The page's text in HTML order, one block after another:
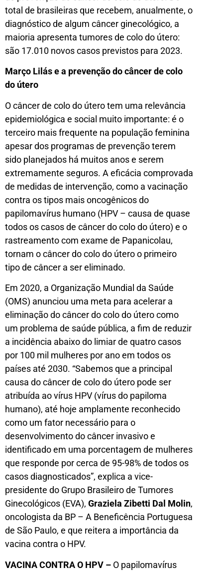
total de brasileiras que recebem, anualmente, o
diagnóstico de algum câncer ginecológico, a
maioria apresenta tumores de colo do útero:
são 17.010 novos casos previstos para 2023.
Março Lilás e a prevenção do câncer de colo
do útero
O câncer de colo do útero tem uma relevância
epidemiológica e social muito importante: é o
terceiro mais frequente na população feminina
apesar dos programas de prevenção terem
sido planejados há muitos anos e serem
extremamente seguros. A eficácia comprovada
de medidas de intervenção, como a vacinação
contra os tipos mais oncogênicos do
papilomavírus humano (HPV – causa de quase
todos os casos de câncer do colo do útero) e o
rastreamento com exame de Papanicolau,
tornam o câncer do colo do útero o primeiro
tipo de câncer a ser eliminado.
Em 2020, a Organização Mundial da Saúde
(OMS) anunciou uma meta para acelerar a
eliminação do câncer do colo do útero como
um problema de saúde pública, a fim de reduzir
a incidência abaixo do limiar de quatro casos
por 100 mil mulheres por ano em todos os
países até 2030. “Sabemos que a principal
causa do câncer de colo do útero pode ser
atribuída ao vírus HPV (vírus do papiloma
humano), até hoje amplamente reconhecido
como um fator necessário para o
desenvolvimento do câncer invasivo e
identificado em uma porcentagem de mulheres
que responde por cerca de 95-98% de todos os
casos diagnosticados”, explica a vice-
presidente do Grupo Brasileiro de Tumores
Ginecológicos (EVA), Graziela Zibetti Dal Molin,
oncologista da BP – A Beneficência Portuguesa
de São Paulo, e que reitera a importância da
vacina contra o HPV.
VACINA CONTRA O HPV – O papilomavírus